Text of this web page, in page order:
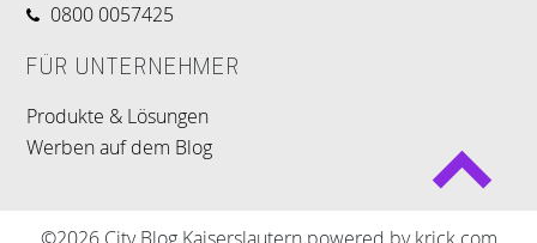
0800 0057425
FÜR UNTERNEHMER
Produkte & Lösungen
Werben auf dem Blog